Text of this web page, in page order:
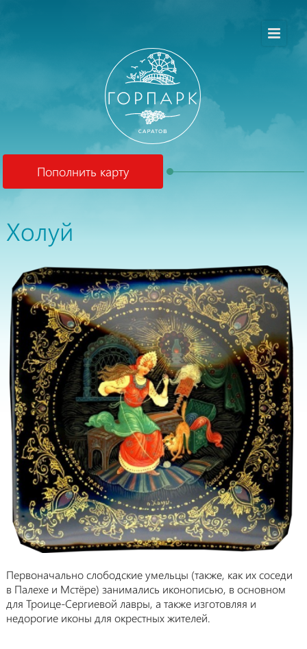
Пополнить карту
Холуй
Первоначально слободские умельцы (также, как их соседи
в Палехе и Мстёре) занимались иконописью, в основном
для Троице-Сергиевой лавры, а также изготовляя и
недорогие иконы для окрестных жителей.